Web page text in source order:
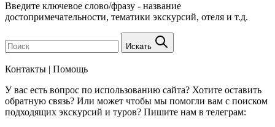
Введите ключевое слово/фразу - название
достопримечательности, тематики экскурсий, отеля и т.д.
Искать
Контакты | Помощь
У вас есть вопрос по использованию сайта? Хотите оставить
обратную связь? Или может чтобы мы помогли вам с поиском
подходящих экскурсий и туров? Пишите нам в телеграм: